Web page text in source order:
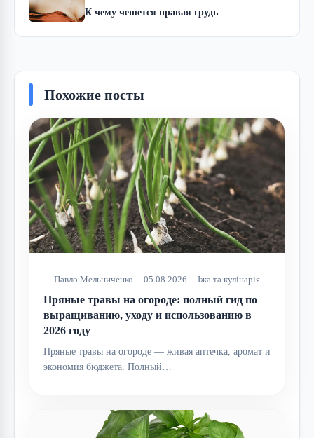
К чему чешется правая грудь
Похожие посты
Павло Мельниченко 05.08.2026 Їжа та кулінарія
Пряные травы на огороде: полный гид по
выращиванию, уходу и использованию в
2026 году
Пряные травы на огороде — живая аптечка, аромат и
экономия бюджета. Полный…